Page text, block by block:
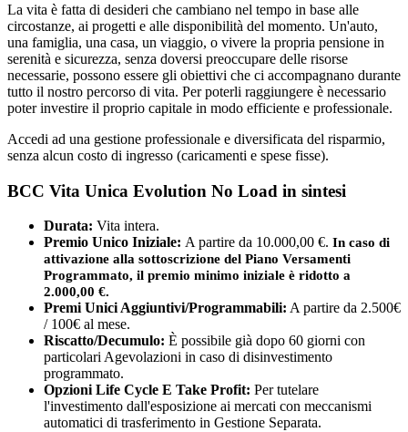
La vita è fatta di desideri che cambiano nel tempo in base alle
circostanze, ai progetti e alle disponibilità del momento. Un'auto,
una famiglia, una casa, un viaggio, o vivere la propria pensione in
serenità e sicurezza, senza doversi preoccupare delle risorse
necessarie, possono essere gli obiettivi che ci accompagnano durante
tutto il nostro percorso di vita. Per poterli raggiungere è necessario
poter investire il proprio capitale in modo efficiente e professionale.
Accedi ad una gestione professionale e diversificata del risparmio,
senza alcun costo di ingresso (caricamenti e spese fisse).
BCC Vita Unica Evolution No Load in sintesi
Durata: Vita intera.
Premio Unico Iniziale: A partire da 10.000,00 €. In caso di
attivazione alla sottoscrizione del Piano Versamenti
Programmato, il premio minimo iniziale è ridotto a
2.000,00 €.
Premi Unici Aggiuntivi/Programmabili: A partire da 2.500€
/ 100€ al mese.
Riscatto/Decumulo: È possibile già dopo 60 giorni con
particolari Agevolazioni in caso di disinvestimento
programmato.
Opzioni Life Cycle E Take Profit: Per tutelare
l'investimento dall'esposizione ai mercati con meccanismi
automatici di trasferimento in Gestione Separata.